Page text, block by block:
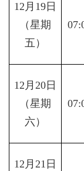
12月19日
（星期
五）
12月20日
（星期
六）
12月21日